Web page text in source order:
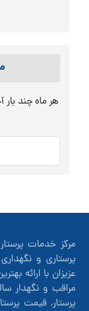
هر ماه چند
مرکز خدمات
پرستاری و
عزیزان با ارائه
مراقب و نگهدار
پرستار, قیمت